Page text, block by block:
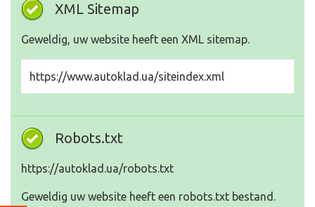
XML Sitemap
Geweldig, uw website heeft een XML sitemap.
https://www.autoklad.ua/siteindex.xml
Robots.txt
https://autoklad.ua/robots.txt
Geweldig uw website heeft een robots.txt bestand.